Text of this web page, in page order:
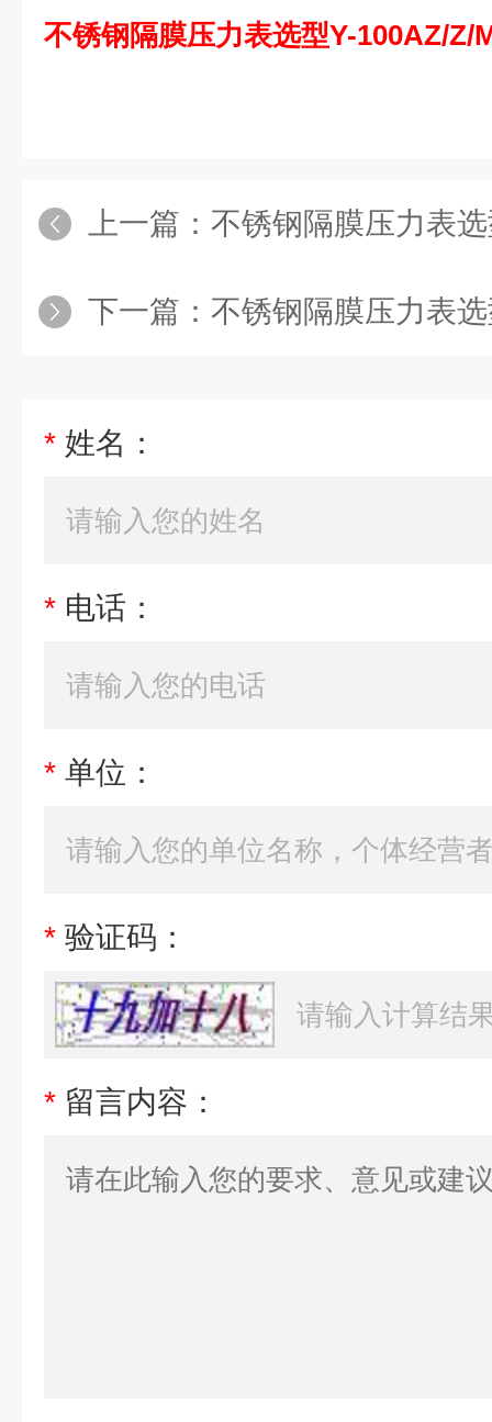
不锈钢隔膜压力表选型Y-100AZ/Z/
上一篇： 不锈钢隔膜压力表选型Y-
下一篇： 不锈钢隔膜压力表选型Y-
* 姓名：
* 电话：
* 单位：
* 验证码：
* 留言内容：